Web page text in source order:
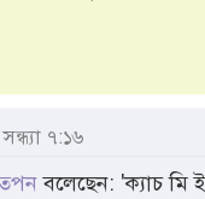
৭:১৬
বলেছেন: 'ক্যাচ